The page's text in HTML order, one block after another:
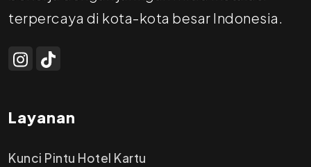
terpercaya di kota-kota besar Indonesia.
Layanan
Kunci Pintu Hotel Kartu